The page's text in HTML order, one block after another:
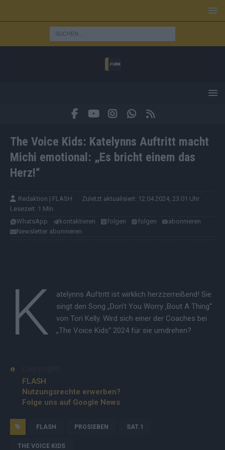
The Voice Kids: Katelynns Auftritt macht
Michi emotional: „Es bricht einem das
Herz!“
Redaktion | FLASH · Zuletzt aktualisiert: 12.04.2024, 23:01 Uhr
·
Lesezeit: 1 Min.
WhatsApp
kontaktieren folgen folgen
abonnieren
Newsletter abonnieren
K
atelynns Auftritt ist wirklich herzzerreißend! Sie
singt den Song „Don’t You Worry ‚Bout A Thing“
von Tori Kelly. Wird sich einer der Coaches bei
„The Voice Kids“ 2024 für sie umdrehen?
FLASH
Nutzungsrechte erwerben?
Folge uns auf Google News
FLASH PROSIEBEN SAT.1
THE VOICE KIDS